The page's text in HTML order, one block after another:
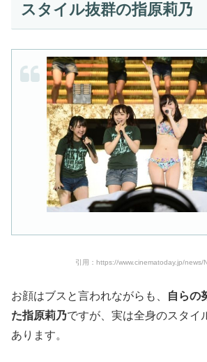
スタイル抜群の指原莉乃
引用：https://www.cinematoday.jp/news/
お顔はブスと言われながらも、
自らの
た指原莉乃ですが、実は全身のスタイ
あります。